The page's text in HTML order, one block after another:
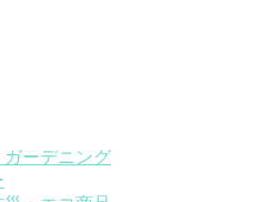
ガーデニング